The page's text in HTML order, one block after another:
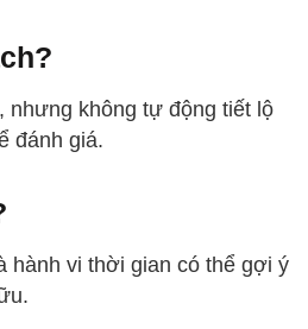
nhưng không tự động tiết lộ
đánh giá.
hành vi thời gian có thể gợi ý